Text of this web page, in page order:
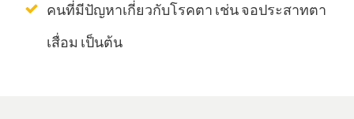
คนที่มีปัญหาเกี่ยวกับโรคตา เช่น จอประสาทตา
เสื่อม เป็นต้น